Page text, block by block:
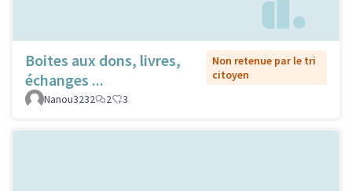
Boites aux dons, livres,
échanges ...
Non retenue par le tri
citoyen
Nanou3232
2 3